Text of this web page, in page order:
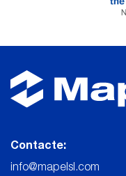
Contacte:
info@mapelsl.com